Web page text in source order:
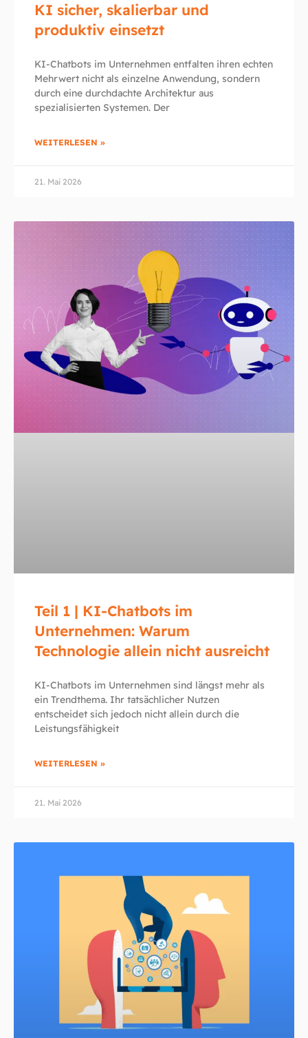
KI sicher, skalierbar und
produktiv einsetzt
KI-Chatbots im Unternehmen entfalten ihren echten
Mehrwert nicht als einzelne Anwendung, sondern
durch eine durchdachte Architektur aus
spezialisierten Systemen. Der
WEITERLESEN »
21. Mai 2026
Teil 1 | KI-Chatbots im
Unternehmen: Warum
Technologie allein nicht ausreicht
KI-Chatbots im Unternehmen sind längst mehr als
ein Trendthema. Ihr tatsächlicher Nutzen
entscheidet sich jedoch nicht allein durch die
Leistungsfähigkeit
WEITERLESEN »
21. Mai 2026